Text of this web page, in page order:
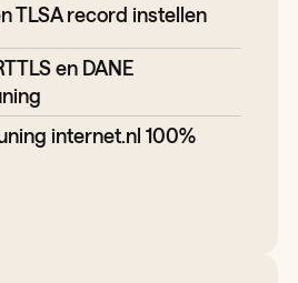
TLSA record instellen
en DANE
internet.nl 100%